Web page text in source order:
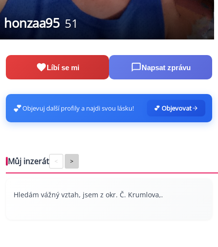
honzaa95 51
Líbí se mi Napsat zprávu
💕Objevuj další profily a najdi svou lásku! 💕 Objevovat
Můj inzerát < >
Hledám vážný vztah, jsem z okr. Č. Krumlova,.